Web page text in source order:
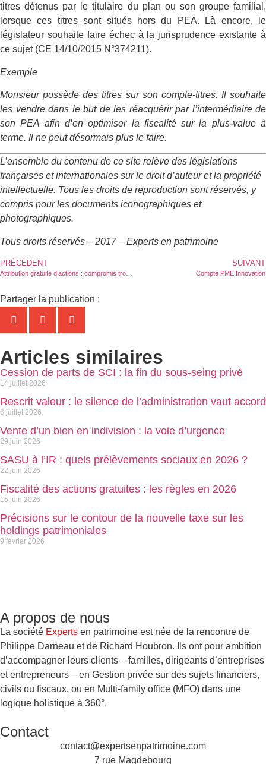
titres détenus par le titulaire du plan ou son groupe familial,
lorsque ces titres sont situés hors du PEA. Là encore, le
législateur souhaite faire échec à la jurisprudence existante à
ce sujet (CE 14/10/2015 N°374211).
Exemple
Monsieur possède des titres sur son compte-titres. Il souhaite
les vendre dans le but de les réacquérir par l’intermédiaire de
son PEA afin d’en optimiser la fiscalité sur la plus-value à
terme. Il ne peut désormais plus le faire.
L’ensemble du contenu de ce site relève des législations
françaises et internationales sur le droit d’auteur et la propriété
intellectuelle. Tous les droits de reproduction sont réservés, y
compris pour les documents iconographiques et
photographiques.
Tous droits réservés – 2017 – Experts en patrimoine
PRÉCÉDENT SUIVANT
Compte PME Innovation
Partager la publication :
Articles similaires
Cession de parts de SCI : la fin du sous-seing privé
14 juillet 2026
Rescrit valeur : le silence de l’administration vaut accord
6 juillet 2026
Vente d’un bien en indivision : la voie d’urgence
29 juin 2026
SASU à l’IR : quels prélèvements sociaux en 2026 ?
22 juin 2026
Fiscalité des actions gratuites : les règles en 2026
15 juin 2026
Précisions sur le contour de la nouvelle taxe sur les
holdings patrimoniales
9 février 2026
A propos de nous
La société Experts en patrimoine est née de la rencontre de
Philippe Darneau et de Richard Houbron. Ils ont pour ambition
d’accompagner leurs clients – familles, dirigeants d’entreprises
et entrepreneurs – en Gestion privée sur des sujets financiers,
civils ou fiscaux, ou en Multi-family office (MFO) dans une
logique holistique à 360°.
Contact
contact@expertsenpatrimoine.com
7 rue Magdebourg